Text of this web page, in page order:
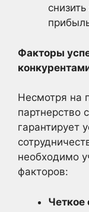
Факторы
Несмотря на
партнерство
гарантирует
необходимо
факторов:
Четкое